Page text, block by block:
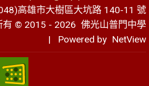
高雄市大樹區大坑路 140-11 號
有 © 2015 - 2026 佛光山普門中學
| Powered by NetView